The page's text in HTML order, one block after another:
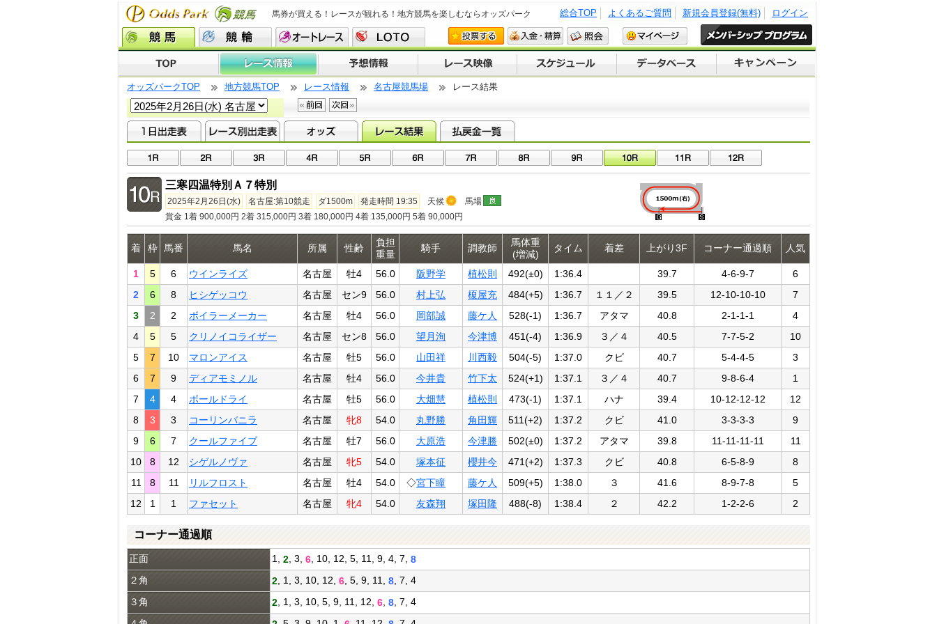
馬券が買える！レースが観れる！地方競馬を楽しむならオッズパーク ログイン
新規会員登録(無料)
よくあるご質問
総合TOP
オッズパークTOP 地方競馬TOP レース情報 名古屋競馬場 レース結果
三寒四温特別Ａ７特別
2025年2月26日(水) 名古屋:第10競走 ダ1500m 発走時間 19:35 天候
馬場
賞金 1着 900,000円 2着 315,000円 3着 180,000円 4着 135,000円 5着 90,000円
着 枠 馬番 馬名 所属 性齢
負担
重量
騎手 調教師
馬体重
(増減)
タイム 着差 上がり3F コーナー通過順 人気
1 5 6 ウインライズ 名古屋 牡4 56.0 阪野学 植松則 492(±0) 1:36.4 39.7 4-6-9-7
6
2
6 8 ヒシゲッコウ 名古屋 セン9 56.0 村上弘 榎屋充 484(+5) 1:36.7 １１／２ 39.5 12-10-10-10
7
3
2 2 ボイラーメーカー 名古屋 牡4 56.0 岡部誠 藤ケ人 528(-1) 1:36.7 アタマ 40.8 2-1-1-1
4
4
5 5 クリノイコライザー 名古屋 セン8 56.0 望月洵 今津博 451(-4) 1:36.9 ３／４ 40.5 7-7-5-2
10
5
7 10 マロンアイス 名古屋 牡5 56.0 山田祥 川西毅 504(-5) 1:37.0 クビ 40.7 5-4-4-5
3
6
7 9 ディアモミノル 名古屋 牡4 56.0 今井貴 竹下太 524(+1) 1:37.1 ３／４ 40.7 9-8-6-4
1
7
4 4 ボールドライ 名古屋 牡5 56.0 大畑慧 植松則 473(-1) 1:37.1 ハナ 39.4 10-12-12-12
12
8
3 3 コーリンバニラ 名古屋 牝8 54.0 丸野勝 角田輝 511(+2) 1:37.2 クビ 41.0 3-3-3-3
9
9
6 7 クールファイブ 名古屋 牡7 56.0 大原浩 今津勝 502(±0) 1:37.2 アタマ 39.8 11-11-11-11
11
10
8 12 シゲルノヴァ 名古屋 牝5 54.0 塚本征 櫻井今 471(+2) 1:37.3 クビ 40.8 6-5-8-9
8
11
8 11 リルフロスト 名古屋 牡4 54.0 ◇宮下瞳 藤ケ人 509(+5) 1:38.0 ３ 41.6 8-9-7-8
5
12
1 1 ファセット 名古屋 牝4 54.0 友森翔 塚田隆 488(-8) 1:38.4 ２ 42.2 1-2-2-6 2
コーナー通過順
正面 1, 2 , 3, 6 , 10, 12, 5, 11, 9, 4, 7, 8
２角
2 , 1, 3, 10, 12, 6 , 5, 9, 11, 8 , 7, 4
３角
2 , 1, 3, 10, 5, 9, 11, 12, 6 8 , 7, 4